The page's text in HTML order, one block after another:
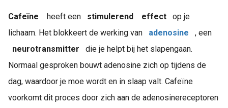
Cafeïne heeft een stimulerend effect op je
lichaam. Het blokkeert de werking van adenosine , een
neurotransmitter die je helpt bij het slapengaan.
Normaal gesproken bouwt adenosine zich op tijdens de
dag, waardoor je moe wordt en in slaap valt. Cafeïne
voorkomt dit proces door zich aan de adenosinereceptoren